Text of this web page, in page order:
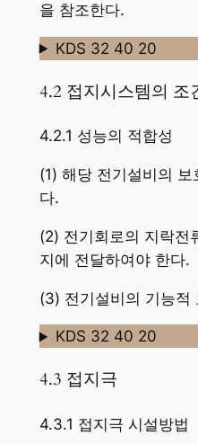
을 참조한다.
KDS 32 40 20
4.2 접지시스템의 조
4.2.1 성능의 적합성
(1) 해당 전기설비의
다.
(2) 전기회로의 지락전
지에 전달하여야 한다.
(3) 전기설비의 기능적
KDS 32 40 20
4.3 접지극
4.3.1 접지극 시설방법